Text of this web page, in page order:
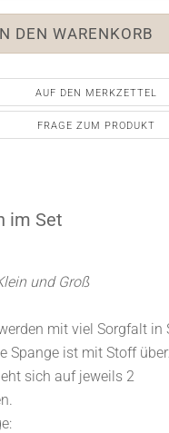
AUF DEN MERKZETTEL
FRAGE ZUM PRODUKT
im Set
und Groß
mit viel Sorgfalt in
Spange ist mit Stoff
sich auf jeweils 2